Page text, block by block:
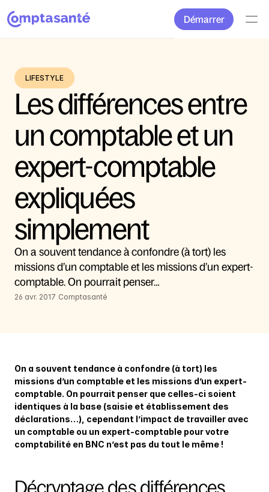
Démarrer
LIFESTYLE
Les différences entre
un comptable et un
expert-comptable
expliquées
simplement
On a souvent tendance à confondre (à tort) les
missions d’un comptable et les missions d’un expert-
comptable. On pourrait penser…
26 avr. 2017 Comptasanté
On a souvent tendance à confondre (à tort) les
missions d’un comptable et les missions d’un expert-
comptable. On pourrait penser que celles-ci soient
identiques à la base (saisie et établissement des
déclarations…), cependant l’impact de travailler avec
un comptable ou un expert-comptable pour votre
comptabilité en BNC n’est pas du tout le même !